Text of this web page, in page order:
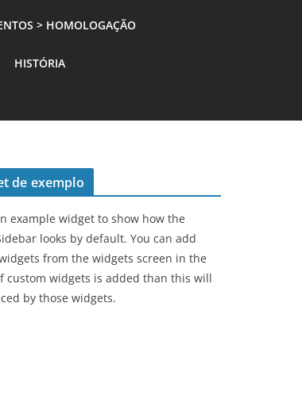
> HOMOLOGAÇÃO
HISTÓRIA
de exemplo
example widget to show how the
looks by default. You can add
from the widgets screen in the
custom widgets is added than this will
by those widgets.